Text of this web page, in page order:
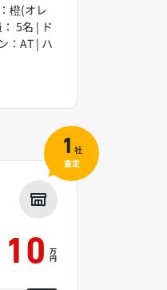
橙(オレ
5名 | ド
：AT | ハ
万
円
1 社
査定